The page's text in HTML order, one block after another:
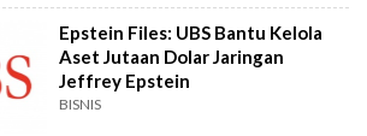
Epstein Files: UBS Bantu Kelola
Aset Jutaan Dolar Jaringan
Jeffrey Epstein
BISNIS